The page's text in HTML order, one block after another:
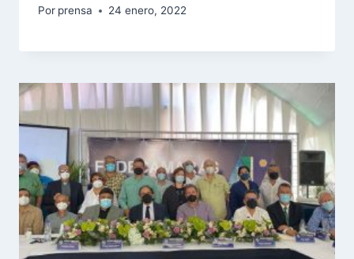
Por prensa 24 enero, 2022